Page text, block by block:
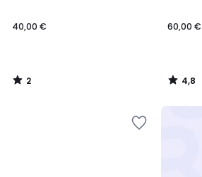
40,00 €
2
/
60,00 €
4,8
/